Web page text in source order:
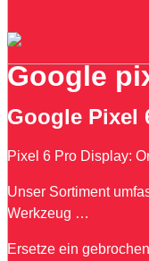
Google
Google Pixel
Pixel 6 Pro Display:
Unser Sortiment
Werkzeug …
Ersetze ein